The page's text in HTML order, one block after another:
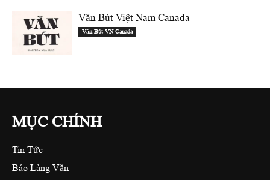
Văn Bút Việt Nam Canada
Văn Bút VN Canada
MỤC CHÍNH
Tin Tức
Báo Làng Văn